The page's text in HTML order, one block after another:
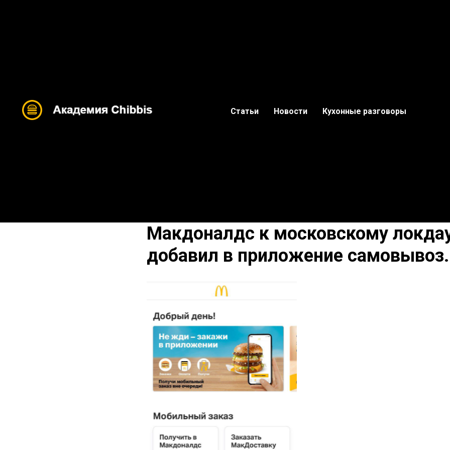
Статьи Новости Кухонные разговоры
Макдоналдс к московскому
добавил в приложение самовывоз.